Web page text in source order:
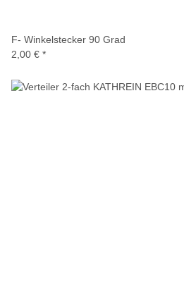
F- Winkelstecker 90 Grad
2,00 € *